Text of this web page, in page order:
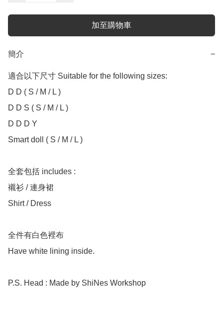
加至購物車
簡介 −
適合以下尺寸 Suitable for the following sizes:
D D ( S / M / L )
D D S ( S / M / L )
D D D Y
Smart doll ( S / M / L )
全套包括 includes :
襯衫 / 連身裙
Shirt / Dress
全件有白色裡布
Have white lining inside.